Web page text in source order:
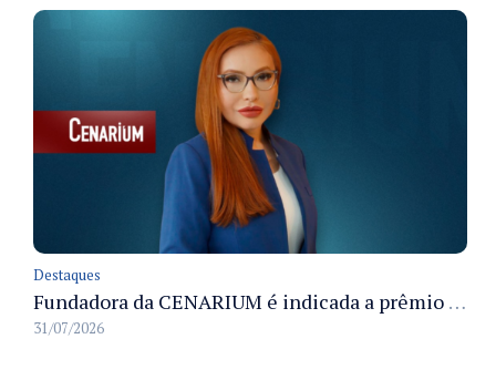
Destaques
Fundadora da CENARIUM é indicada a prêmio 100+ Jornalistas Admirados
31/07/2026